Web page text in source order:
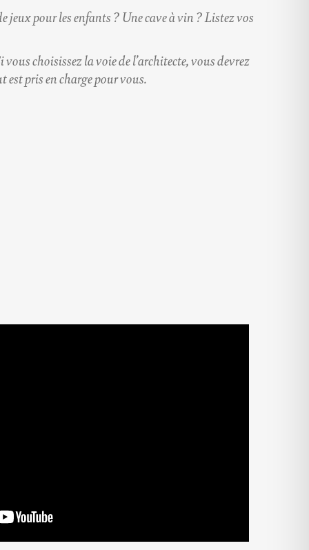
jeux pour les enfants ? Une cave à vin ? Listez vos
choisissez la voie de l’architecte, vous devrez
est pris en charge pour vous.